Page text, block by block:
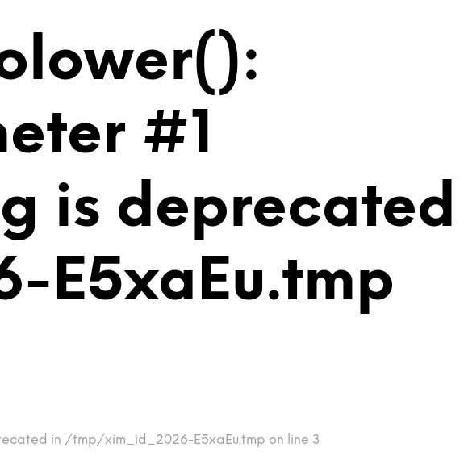
#1
is deprecated
E5xaEu.tmp
in /tmp/xim_id_2026-E5xaEu.tmp on line 3